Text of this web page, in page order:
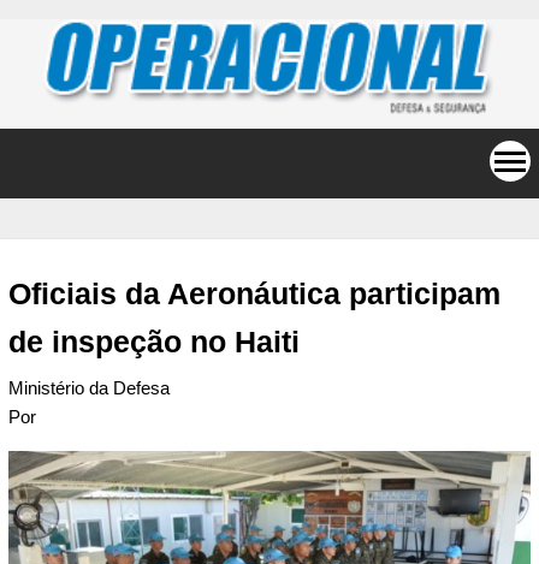
Oficiais da Aeronáutica participam
de inspeção no Haiti
Ministério da Defesa
Por